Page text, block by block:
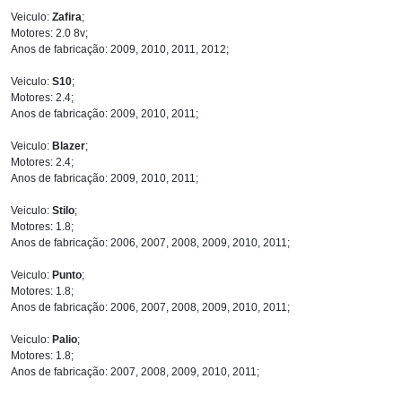
Veiculo: Zafira;
Motores: 2.0 8v;
Anos de fabricação: 2009, 2010, 2011, 2012;
Veiculo: S10;
Motores: 2.4;
Anos de fabricação: 2009, 2010, 2011;
Veiculo: Blazer;
Motores: 2.4;
Anos de fabricação: 2009, 2010, 2011;
Veiculo: Stilo;
Motores: 1.8;
Anos de fabricação: 2006, 2007, 2008, 2009, 2010, 2011;
Veiculo: Punto;
Motores: 1.8;
Anos de fabricação: 2006, 2007, 2008, 2009, 2010, 2011;
Veiculo: Palio;
Motores: 1.8;
Anos de fabricação: 2007, 2008, 2009, 2010, 2011;